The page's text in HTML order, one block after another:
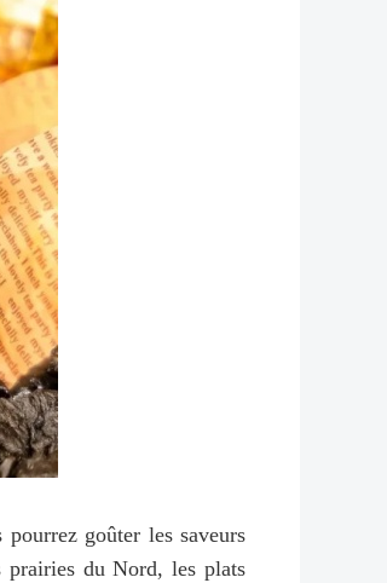
goûter les saveurs
prairies du Nord, les plats